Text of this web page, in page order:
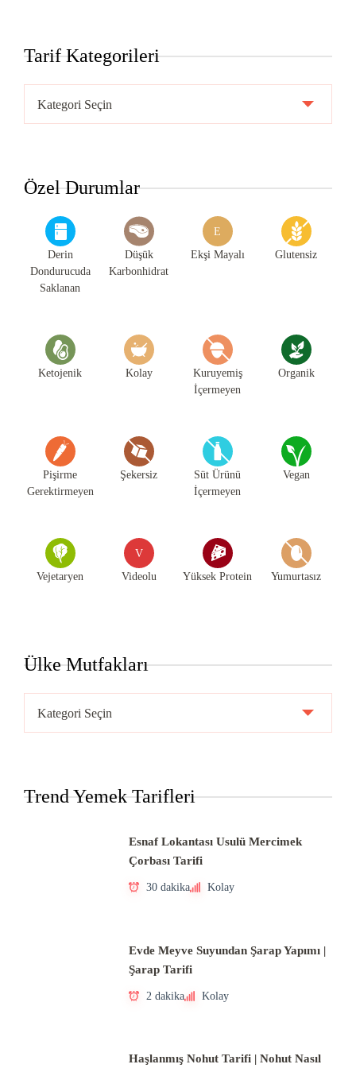
Tarif Kategorileri
Kategorileri
Özel Durumlar
Derin
Dondurucuda
Saklanan
Düşük
Karbonhidrat
E
Ekşi Mayalı Glutensiz
Ketojenik Kolay
Kuruyemiş
İçermeyen
Organik
Pişirme
Gerektirmeyen
Şekersiz
Süt Ürünü
İçermeyen
Vegan
Vejetaryen
V
Videolu Yüksek Protein Yumurtasız
Ülke Mutfakları
Mutfakları
Trend Yemek Tarifleri
Esnaf Lokantası Usulü Mercimek
Çorbası Tarifi
30 dakika Kolay
Evde Meyve Suyundan Şarap Yapımı |
Şarap Tarifi
2 dakika Kolay
Haşlanmış Nohut Tarifi | Nohut Nasıl